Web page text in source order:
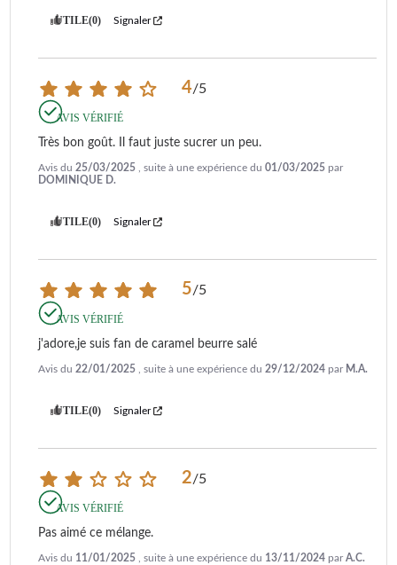
UTILE(0) Signaler
4/5
AVIS VÉRIFIÉ
Très bon goût. Il faut juste sucrer un peu.
Avis du 25/03/2025 , suite à une expérience du 01/03/2025 par
DOMINIQUE D.
UTILE(0) Signaler
5/5
AVIS VÉRIFIÉ
j'adore,je suis fan de caramel beurre salé
Avis du 22/01/2025 , suite à une expérience du 29/12/2024 par M.A.
UTILE(0) Signaler
2/5
AVIS VÉRIFIÉ
Pas aimé ce mélange.
Avis du 11/01/2025 , suite à une expérience du 13/11/2024 parA.C.